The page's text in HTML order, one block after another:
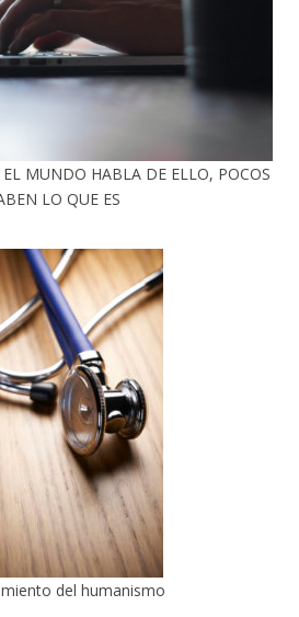
MUNDO HABLA DE ELLO, POCOS
LO QUE ES
del humanismo